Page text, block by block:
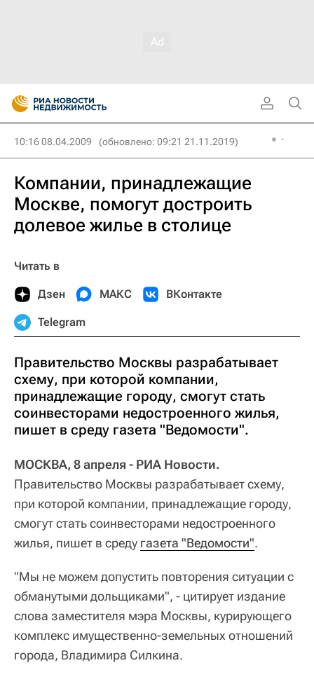
10:16 08.04.2009 (обновлено: 09:21 21.11.2019)
Компании, принадлежащие
Москве, помогут достроить
долевое жилье в столице
Читать в
Дзен МАКС ВКонтакте
Telegram
Правительство Москвы разрабатывает
схему, при которой компании,
принадлежащие городу, смогут стать
соинвесторами недостроенного жилья,
пишет в среду газета "Ведомости".
МОСКВА, 8 апреля - РИА Новости.
Правительство Москвы разрабатывает схему,
при которой компании, принадлежащие городу,
смогут стать соинвесторами недостроенного
жилья, пишет в среду газета "Ведомости".
"Мы не можем допустить повторения ситуации с
обманутыми дольщиками", - цитирует издание
слова заместителя мэра Москвы, курирующего
комплекс имущественно-земельных отношений
города, Владимира Силкина.